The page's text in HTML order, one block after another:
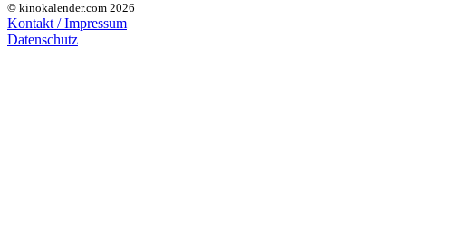
© kinokalender.com 2026
Kontakt / Impressum
Datenschutz